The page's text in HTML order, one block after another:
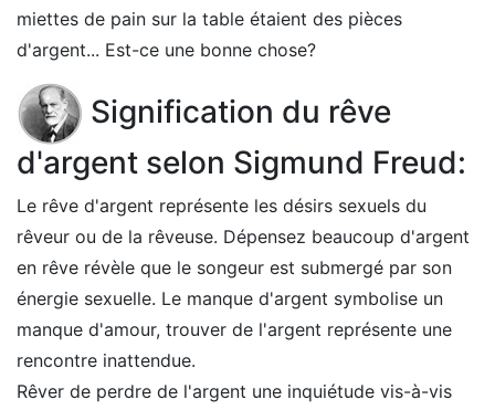
miettes de pain sur la table étaient des pièces
d'argent... Est-ce une bonne chose?
Signification du rêve
d'argent selon Sigmund Freud:
Le rêve d'argent représente les désirs sexuels du
rêveur ou de la rêveuse. Dépensez beaucoup d'argent
en rêve révèle que le songeur est submergé par son
énergie sexuelle. Le manque d'argent symbolise un
manque d'amour, trouver de l'argent représente une
rencontre inattendue.
Rêver de perdre de l'argent une inquiétude vis-à-vis